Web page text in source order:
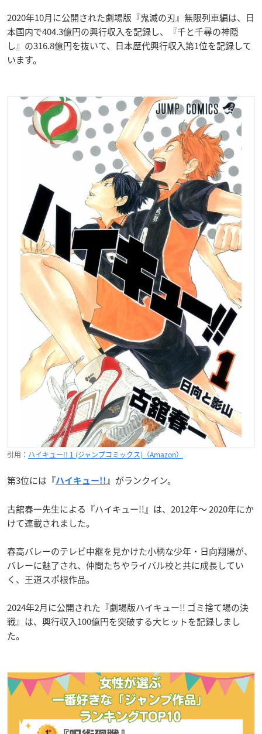
2020年10月に公開された劇場版『鬼滅の刃』無限列車編は、日
本国内で404.3億円の興行収入を記録し、『千と千尋の神隠
し』の316.8億円を抜いて、日本歴代興行収入第1位を記録して
います。
引用： ハイキュー!! 1 (ジャンプコミックス)（Amazon）
第3位には『ハイキュー!!』がランクイン。
古舘春一先生による『ハイキュー!!』は、2012年〜 2020年にか
けて連載されました。
春高バレーのテレビ中継を見かけた小柄な少年・日向翔陽が、
バレーに魅了され、仲間たちやライバル校と共に成長してい
く、王道スポ根作品。
2024年2月に公開された『劇場版ハイキュー!! ゴミ捨て場の決
戦』は、興行収入100億円を突破する大ヒットを記録しまし
た。